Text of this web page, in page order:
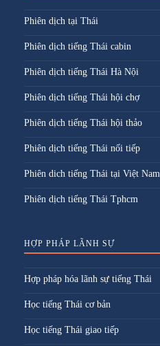
Phiên dịch tại Thái
Phiên dịch tiếng Thái cabin
Phiên dịch tiếng Thái Hà Nội
Phiên dịch tiếng Thái hội chợ
Phiên dịch tiếng Thái hội thảo
Phiên dịch tiếng Thái nối tiếp
Phiên dich tiếng Thái tại Việt Nam
Phiên dịch tiếng Thái Tphcm
HỢP PHÁP LÃNH SỰ
Hợp pháp hóa lãnh sự tiếng Thái
Học tiếng Thái cơ bản
Học tiếng Thái giao tiếp